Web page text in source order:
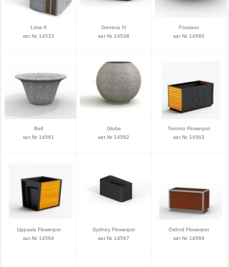
Lima II
кат.№ 14533
Geneva IV
кат.№ 14538
Fossano
кат.№ 14560
Bell
кат.№ 14561
Globe
кат.№ 14562
Toronto Flowerpot
кат.№ 14563
Uppsala Flowerpot
кат.№ 14564
Sydney Flowerpot
кат.№ 14567
Oxford Flowerpot
кат.№ 14569